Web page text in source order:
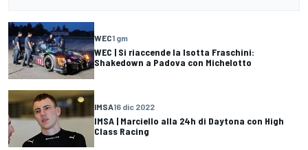
WEC1 gm
WEC | Si riaccende la Isotta Fraschini:
Shakedown a Padova con Michelotto
IMSA16 dic 2022
IMSA | Marciello alla 24h di Daytona con High
Class Racing